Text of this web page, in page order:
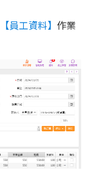
【員工資料】 作業